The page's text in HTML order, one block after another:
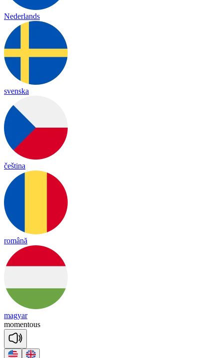
Nederlands
svenska
čeština
română
magyar
momentous